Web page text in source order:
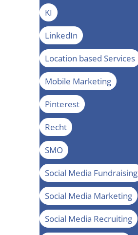
KI
LinkedIn
Location based Services
Mobile Marketing
Pinterest
Recht
SMO
Social Media Fundraising
Social Media Marketing
Social Media Recruiting